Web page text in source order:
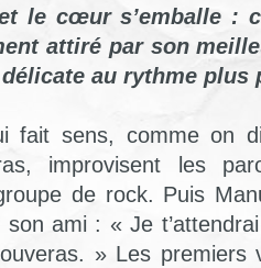
le cœur s’emballe :
attiré par son
au rythme plus
fait sens, comme on
improvisent les
de rock. Puis
ami : « Je
» Les premiers